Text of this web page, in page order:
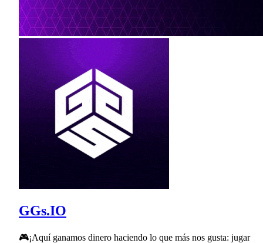
GGs.IO
🎮¡Aquí ganamos dinero haciendo lo que más nos gusta: jugar